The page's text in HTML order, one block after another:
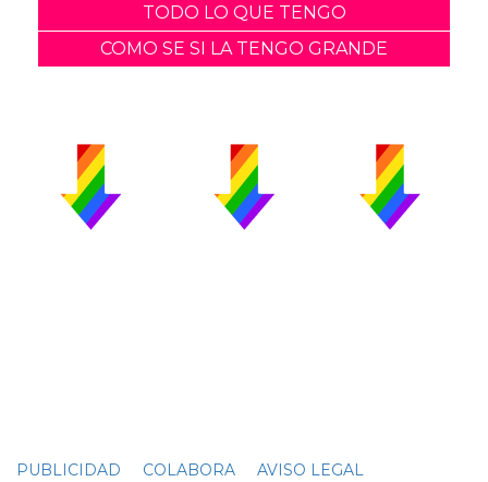
TODO LO QUE TENGO
COMO SE SI LA TENGO GRANDE
PUBLICIDAD COLABORA AVISO LEGAL